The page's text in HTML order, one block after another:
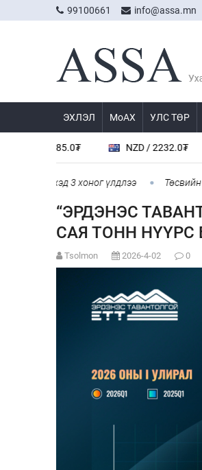
99100661 info@assa.mn
ЭХЛЭЛ МоАХ УЛС ТӨР
NZD / 2232.0₮
3 хоног үлдлээ Төсвийн
“ЭРДЭНЭС
САЯ ТОНН НҮҮРС
Tsolmon 2026-4-02 0